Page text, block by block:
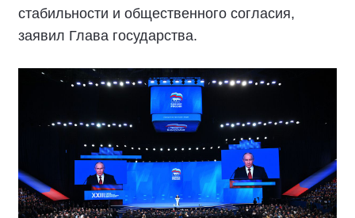
стабильности и общественного согласия,
заявил Глава государства.